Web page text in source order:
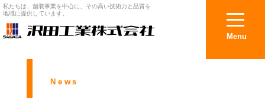
私たちは、舗装事業を中心に、その高い技術力と品質を
地域に提供しています。
Menu
News